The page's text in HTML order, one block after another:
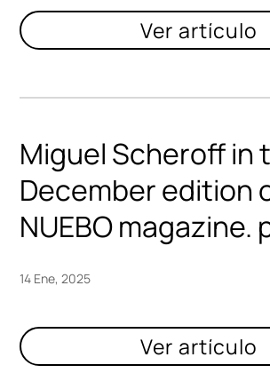
Miguel Scheroff in
December edition
NUEBO magazine.
14 Ene, 2025